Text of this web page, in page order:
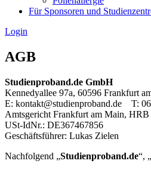
Für Sponsoren und
Login
AGB
Studienproband.de GmbH
Kennedyallee 97a, 60596 Frankfurt
E: kontakt@studienproband.de T:
Amtsgericht Frankfurt am Main, HRB
USt-IdNr.: DE367467856
Geschäftsführer: Lukas Zielen
Nachfolgend „Studienproband.de“, „